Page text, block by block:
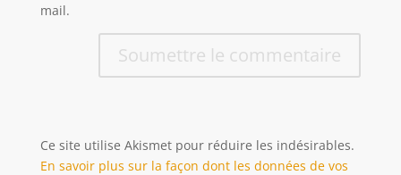
mail.
Soumettre le commentaire
Ce site utilise Akismet pour réduire les indésirables.
En savoir plus sur la façon dont les données de vos